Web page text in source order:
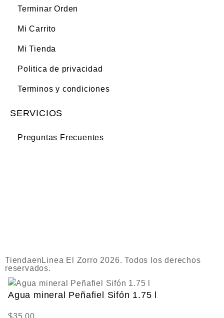
Terminar Orden
Mi Carrito
Mi Tienda
Politica de privacidad
Terminos y condiciones
SERVICIOS
Preguntas Frecuentes
TiendaenLinea El Zorro 2026. Todos los derechos
reservados.
Agua mineral Peñafiel Sifón 1.75 l